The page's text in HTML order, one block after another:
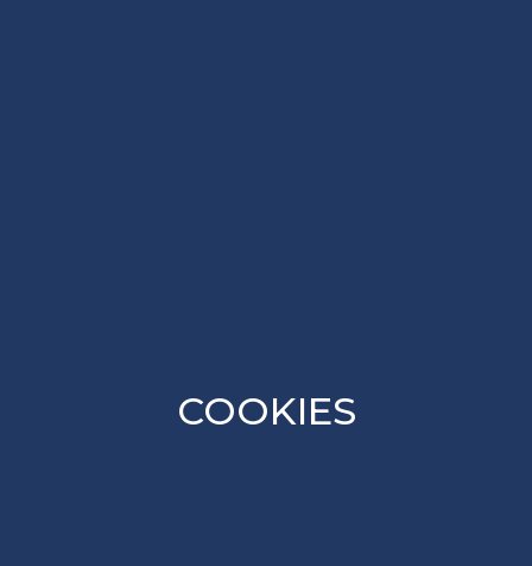
COOKIES